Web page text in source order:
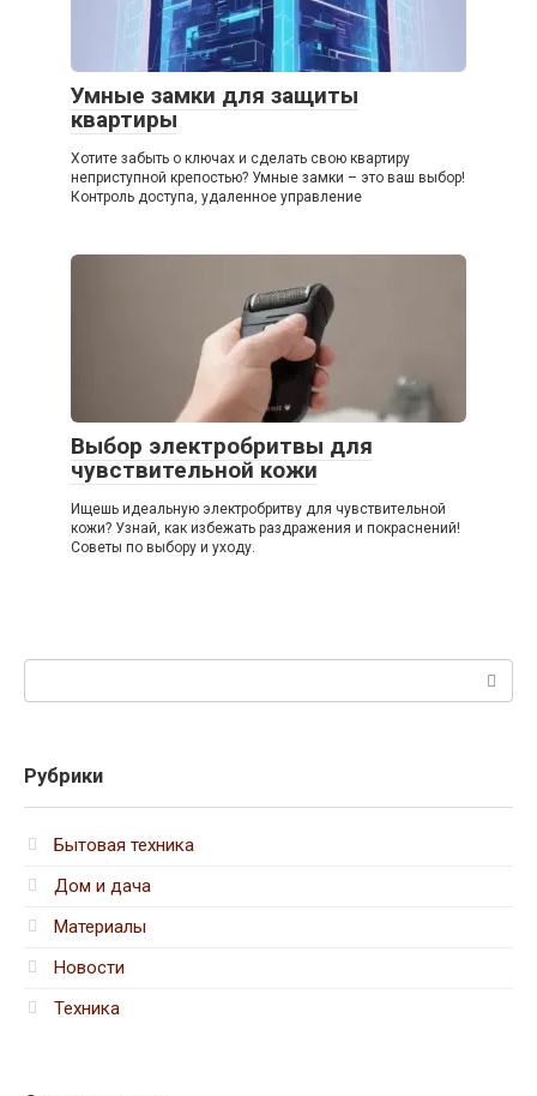
Умные замки для защиты
квартиры
Хотите забыть о ключах и сделать свою квартиру
неприступной крепостью? Умные замки – это ваш выбор!
Контроль доступа, удаленное управление
Выбор электробритвы для
чувствительной кожи
Ищешь идеальную электробритву для чувствительной
кожи? Узнай, как избежать раздражения и покраснений!
Советы по выбору и уходу.
Рубрики
Бытовая техника
Дом и дача
Материалы
Новости
Техника